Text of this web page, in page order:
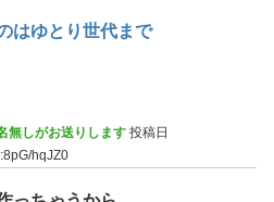
はゆとり世代まで
無しがお送りします 投稿日
hqJZ0